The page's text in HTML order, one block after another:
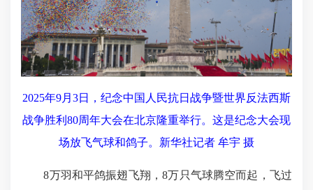
2025年9月3日，纪念中国人民抗日战争暨世界反法西斯
战争胜利80周年大会在北京隆重举行。这是纪念大会现
场放飞气球和鸽子。新华社记者 牟宇 摄
8万羽和平鸽振翅飞翔，8万只气球腾空而起，飞过